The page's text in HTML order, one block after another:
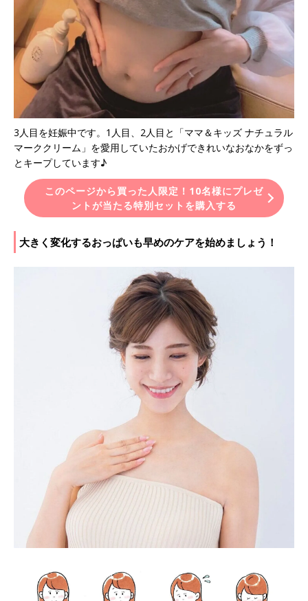
3人目を妊娠中です。1人目、2人目と「ママ＆キッズ ナチュラル
マーククリーム」を愛用していたおかげできれいなおなかをずっ
とキープしています♪
このページから買った人限定！10名様にプレゼ
ントが当たる特別セットを購入する
大きく変化するおっぱいも早めのケアを始めましょう！